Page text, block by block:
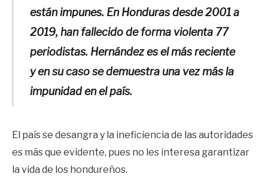
están impunes. En Honduras desde 2001 a
2019, han fallecido de forma violenta 77
periodistas. Hernández es el más reciente
y en su caso se demuestra una vez más la
impunidad en el país.
El país se desangra y la ineficiencia de las autoridades
es más que evidente, pues no les interesa garantizar
la vida de los hondureños.